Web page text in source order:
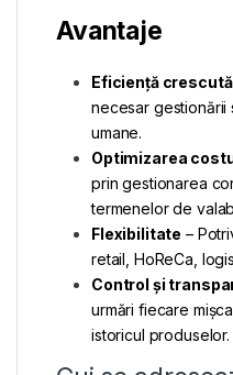
Avantaje
Eficiență crescută
necesar gestionării
umane.
Optimizarea
prin gestionarea
termenelor de
Flexibilitate –
retail, HoReCa,
Control și
urmări fiecare
istoricul produselor.